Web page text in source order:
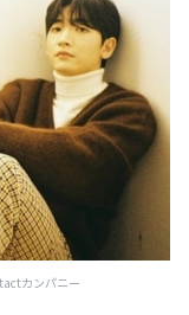
カンパニー